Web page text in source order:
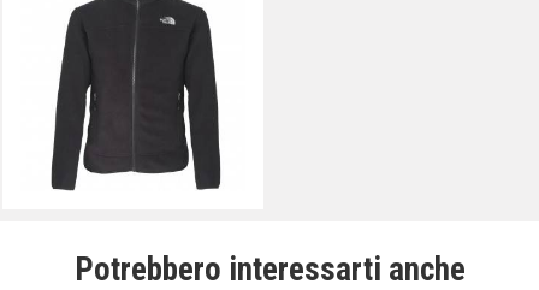
Potrebbero interessarti anche